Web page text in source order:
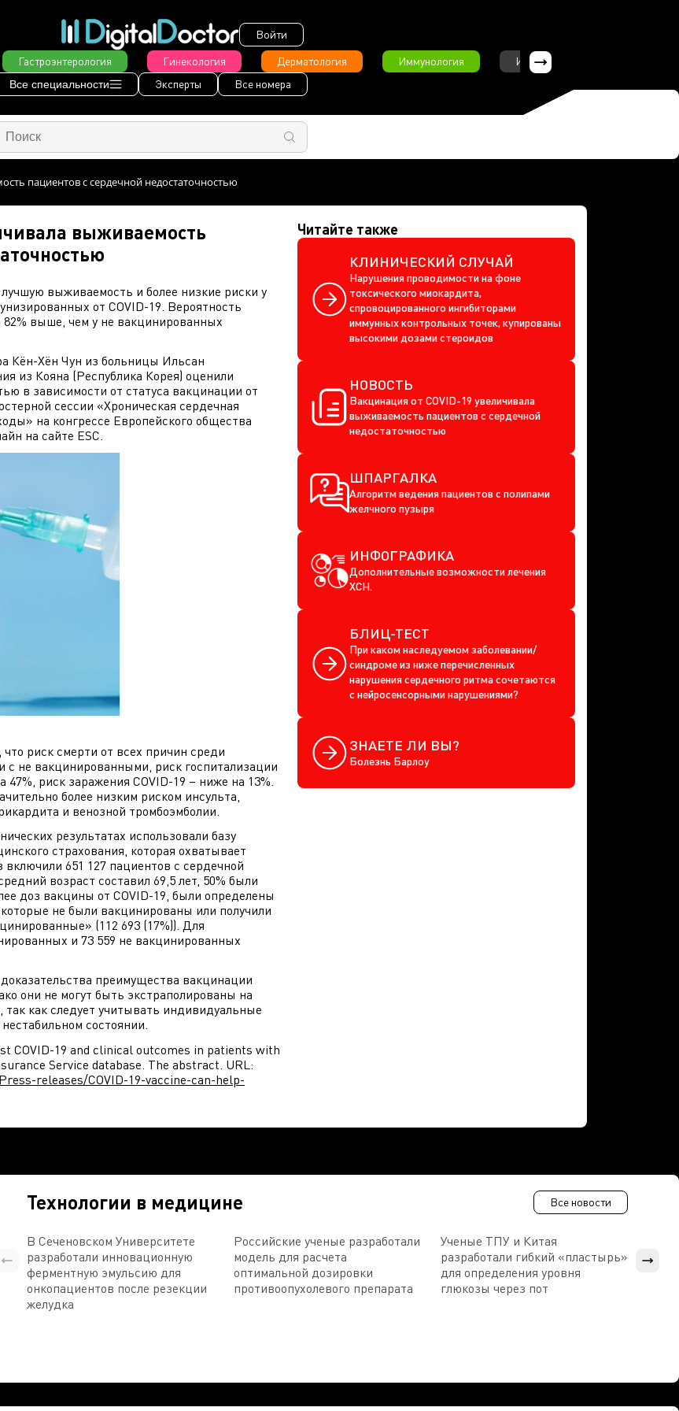
Войти
Гастроэнтерология Гинекология Дерматология Иммунология Интервью
Все специальности Эксперты Все номера
пациентов с сердечной недостаточностью
выживаемость
выживаемость и более низкие риски у
от COVID-19. Вероятность
выше, чем у не вакцинированных
Кён-Хён Чун из больницы Ильсан
из Кояна (Республика Корея) оценили
в зависимости от статуса вакцинации от
сессии «Хроническая сердечная
на конгрессе Европейского общества
на сайте ESC.
риск смерти от всех причин среди
не вакцинированными, риск госпитализации
риск заражения COVID-19 – ниже на 13%.
более низким риском инсульта,
и венозной тромбоэмболии.
результатах использовали базу
страхования, которая охватывает
651 127 пациентов с сердечной
возраст составил 69,5 лет, 50% были
доз вакцины от COVID-19, были определены
не были вакцинированы или получили
(112 693 (17%)). Для
и 73 559 не вакцинированных
преимущества вакцинации
они не могут быть экстраполированы на
как следует учитывать индивидуальные
состоянии.
COVID-19 and clinical outcomes in patients with
Service database. The abstract. URL:
releases/COVID-19-vaccine-can-help-
Читайте также
КЛИНИЧЕСКИЙ СЛУЧАЙ
Нарушения проводимости на фоне
токсического миокардита,
спровоцированного ингибиторами
иммунных контрольных точек, купированы
высокими дозами стероидов
НОВОСТЬ
Вакцинация от COVID-19 увеличивала
выживаемость пациентов с сердечной
недостаточностью
ШПАРГАЛКА
Алгоритм ведения пациентов с полипами
желчного пузыря
ИНФОГРАФИКА
Дополнительные возможности лечения
ХСН.
БЛИЦ-ТЕСТ
При каком наследуемом заболевании/
синдроме из ниже перечисленных
нарушения сердечного ритма сочетаются
с нейросенсорными нарушениями?
ЗНАЕТЕ ЛИ ВЫ?
Болезнь Барлоу
Технологии в медицине Все новости
В Сеченовском Университете
разработали инновационную
ферментную эмульсию для
онкопациентов после резекции
желудка
Российские ученые разработали
модель для расчета
оптимальной дозировки
противоопухолевого препарата
Ученые ТПУ и Китая
разработали гибкий «пластырь»
для определения уровня
глюкозы через пот